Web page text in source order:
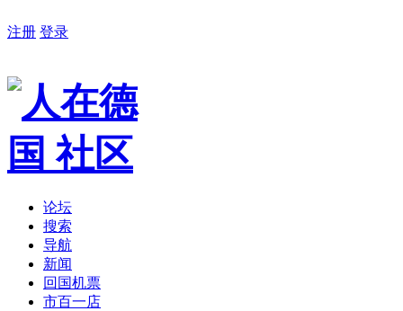
注册 登录
论坛
搜索
导航
新闻
回国机票
市百一店